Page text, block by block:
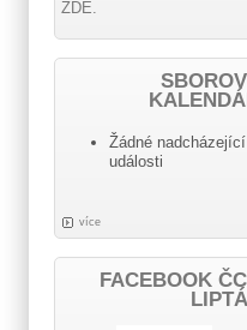
ZDE.
Žádné nadcházející
události
více
FACEBOOK